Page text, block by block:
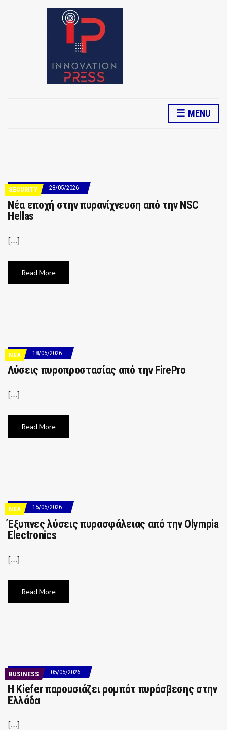
MENU
SECURITY 28/05/2026
Νέα εποχή στην πυρανίχνευση από την NSC
Hellas
[…]
Read More
ΝΕΑ 18/05/2026
Λύσεις πυροπροστασίας από την FirePro
[…]
Read More
ΝΕΑ 15/05/2026
Έξυπνες λύσεις πυρασφάλειας από την Olympia
Electronics
[…]
Read More
BUSINESS 05/05/2026
Η Kiefer παρουσιάζει ρομπότ πυρόσβεσης στην
Ελλάδα
[…]